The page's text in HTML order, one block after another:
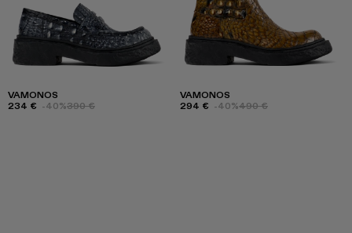
VAMONOS
234 € -40%390 €
VAMONOS
294 € -40%490 €